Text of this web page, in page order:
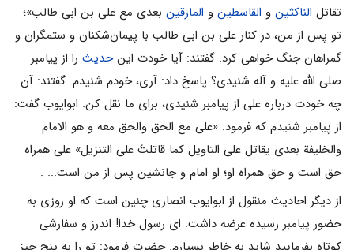
تقاتل الناکثین و القاسطین و المارقین بعدی مع علی بن ابی طالب»؛
تو پس از من، در کنار علی بن ابی طالب با پیمان‌شکنان و ستمگران و
گمراهان جنگ خواهی کرد. گفتند: آیا خودت اینحدیث را از پیامبر
صلی الله علیه و آله شنیدی؟ پاسخ داد: آری، خودم شنیدم. گفتند: آن
چه خودت درباره علی از پیامبر شنیدی، برای ما نقل کن. ابوایوب گفت:
از پیامبر شنیدم که فرمود: «علی مع الحق والحق معه و هو الامام
والخلیفة بعدی یقاتل علی التاویل کما قاتلتُ علی التنزیل» علی همراه
حق است و حق همراه او؛ او امام و جانشین پس از من است... .
از دیگر احادیث منقول از ابوایوب انصاری چنین است که او روزی به
حضور پیامبر رسیده عرضه داشت: ای رسول خدا! اندرز و سفارشی